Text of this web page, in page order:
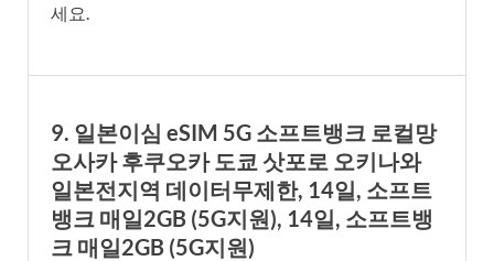
세요.
9. 일본이심 eSIM 5G 소프트뱅크 로컬망
오사카 후쿠오카 도쿄 삿포로 오키나와
일본전지역 데이터무제한, 14일, 소프트
뱅크 매일2GB (5G지원), 14일, 소프트뱅
크 매일2GB (5G지원)